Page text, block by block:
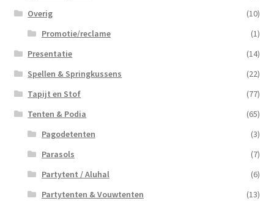
Overig
(10)
Promotie/reclame
(1)
Presentatie
(14)
Spellen & Springkussens
(22)
Tapijt en Stof
(77)
Tenten & Podia
(65)
Pagodetenten
(3)
Parasols
(7)
Partytent / Aluhal
(6)
Partytenten & Vouwtenten
(13)